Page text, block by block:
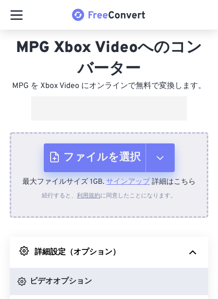
MPG Xbox Videoへのコン
バーター
MPG を Xbox Video にオンラインで無料で変換します。
ファイルを選択
デバイスから
Googleドライブから
最大ファイルサイズ 1GB. サインアップ詳細はこちら
続行すると、 利用規約に同意したことになります。
詳細設定（オプション）
ビデオオプション